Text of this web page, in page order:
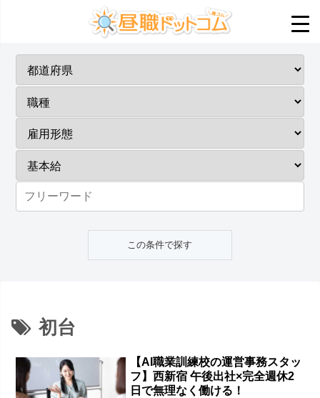
初台
【AI職業訓練校の運営事務スタッ
フ】西新宿 午後出社×完全週休2
日で無理なく働ける！